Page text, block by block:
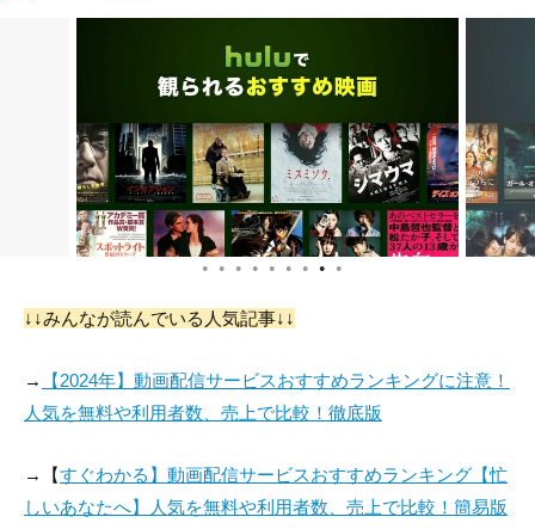
● ● ● ● ● ● ● ● ●
↓↓みんなが読んでいる人気記事↓↓
→
【2024年】動画配信サービスおすすめランキングに注意！
人気を無料や利用者数、売上で比較！徹底版
→【すぐわかる】動画配信サービスおすすめランキング【忙
しいあなたへ】人気を無料や利用者数、売上で比較！簡易版